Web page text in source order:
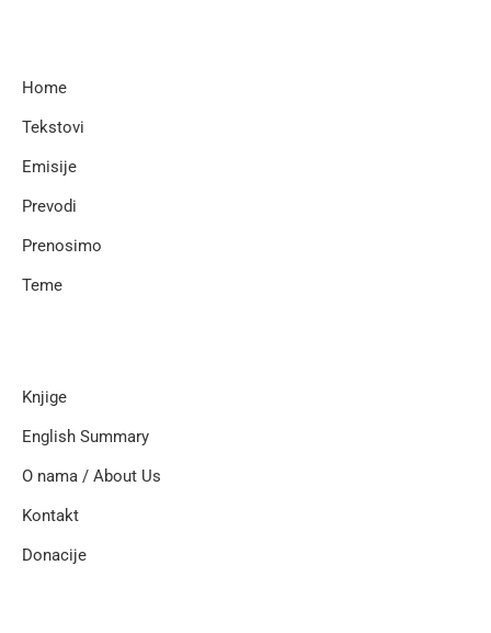
Home
Tekstovi
Emisije
Prevodi
Prenosimo
Teme
Knjige
English Summary
O nama / About Us
Kontakt
Donacije